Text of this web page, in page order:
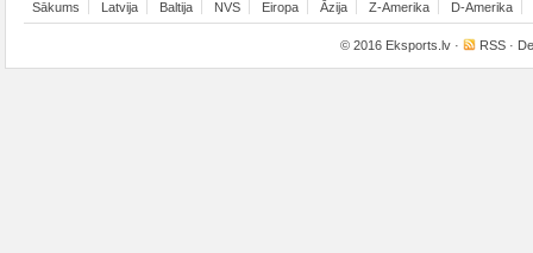
Sākums Latvija Baltija NVS Eiropa Āzija Z-Amerika D-Amerika
© 2016 Eksports.lv · RSS ·